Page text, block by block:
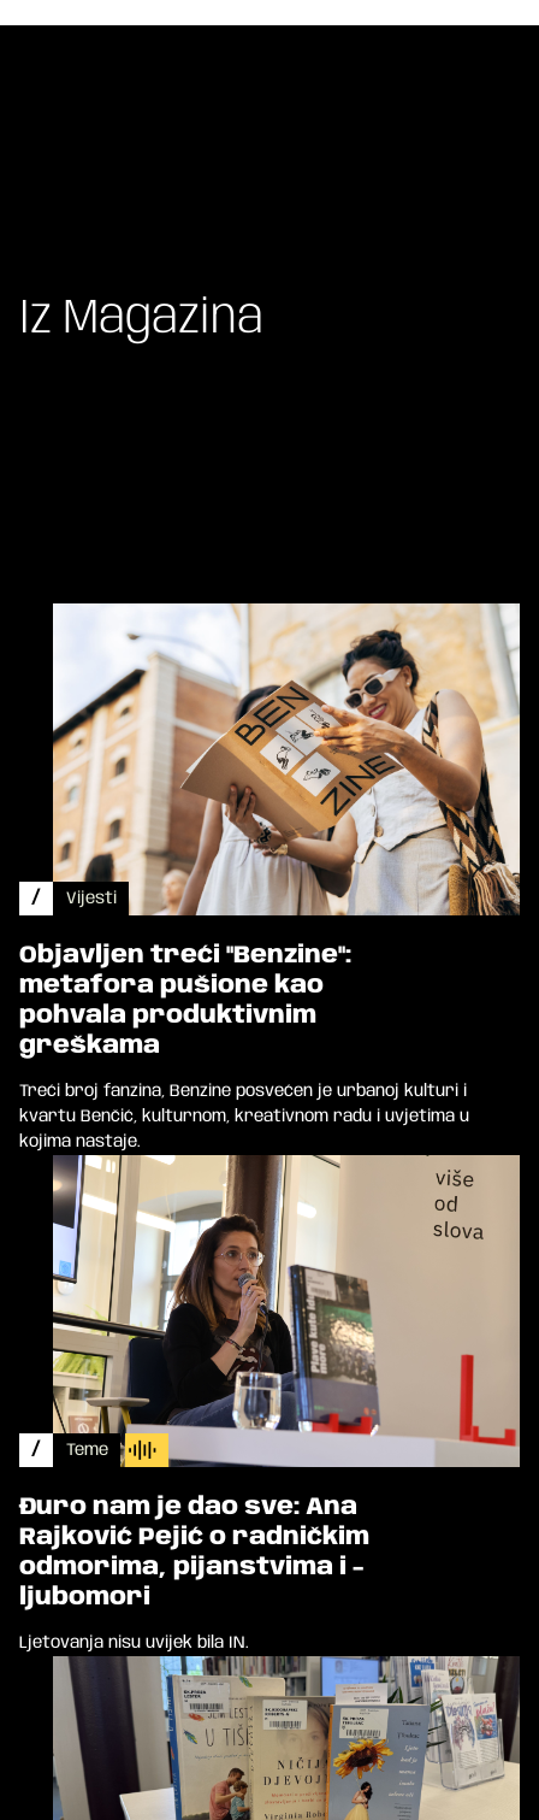
Iz Magazina
/ Vijesti
Objavljen treći "Benzine":
metafora pušione kao
pohvala produktivnim
greškama
Treći broj fanzina, Benzine posvećen je urbanoj kulturi i
kvartu Benčić, kulturnom, kreativnom radu i uvjetima u
kojima nastaje.
/ Teme
Đuro nam je dao sve: Ana
Rajković Pejić o radničkim
odmorima, pijanstvima i -
ljubomori
Ljetovanja nisu uvijek bila IN.